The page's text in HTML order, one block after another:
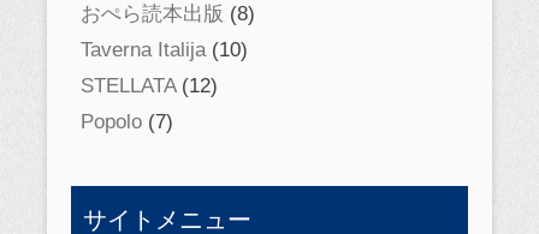
おぺら読本出版 (8)
Taverna Italija(10)
STELLATA(12)
Popolo (7)
サイトメニュー